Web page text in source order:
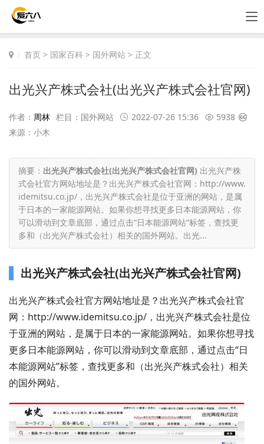
首页 > 国家百科 > 国外网站 > 正文
出光兴产株式会社(出光兴产株式会社官网)
作者： 周林 栏目： 国外网站 2022-07-26 15:36
5938
来源：小木
摘要： 出光兴产株式会社(出光兴产株式会社官网) 出光兴产株
式会社官方网站地址是？出光兴产株式会社官网：http://www.
idemitsu.co.jp/，出光兴产株式会社是位于亚洲的网站，是属
于日本的一家能源网站。如果你想寻找更多日本能源网站，你
可以滑动到文章底部，通过点击“日本能源网站”标签，查找更
多和（出光兴产株式会社）相关的国外网站。出光...
出光兴产株式会社(出光兴产株式会社官网)
出光兴产株式会社官方网站地址是？出光兴产株式会社官
网：http://www.idemitsu.co.jp/，出光兴产株式会社是位
于亚洲的网站，是属于日本的一家能源网站。如果你想寻找
更多日本能源网站，你可以滑动到文章底部，通过点击“日
本能源网站”标签，查找更多和（出光兴产株式会社）相关
的国外网站。